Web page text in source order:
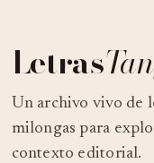
Letras
Un archivo vivo de
milongas para
contexto editorial.